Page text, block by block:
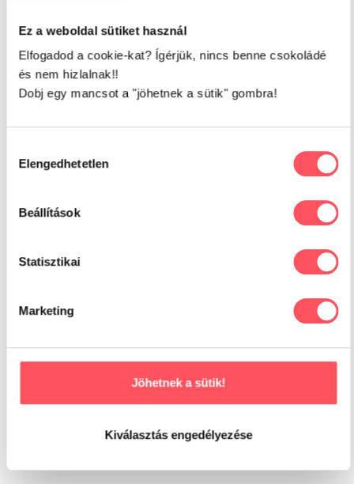
Ez a weboldal sütiket használ
Elfogadod a cookie-kat? Ígérjük, nincs benne csokoládé
és nem hizlalnak!!
Dobj egy mancsot a "jöhetnek a sütik" gombra!
kiválasztása
Elengedhetetlen
Beállítások
Statisztikai
Marketing
Jöhetnek a sütik!
Kiválasztás engedélyezése
Séta, huncutkodás